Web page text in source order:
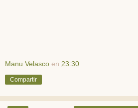
Manu Velasco en 23:30
Compartir